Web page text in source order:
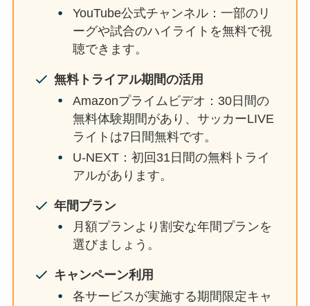
YouTube公式チャンネル：一部のリ
ーグや試合のハイライトを無料で視
聴できます。
無料トライアル期間の活用
Amazonプライムビデオ：30日間の
無料体験期間があり、サッカーLIVE
ライトは7日間無料です。
U-NEXT：初回31日間の無料トライ
アルがあります。
年間プラン
月額プランより割安な年間プランを
選びましょう。
キャンペーン利用
各サービスが実施する期間限定キャ